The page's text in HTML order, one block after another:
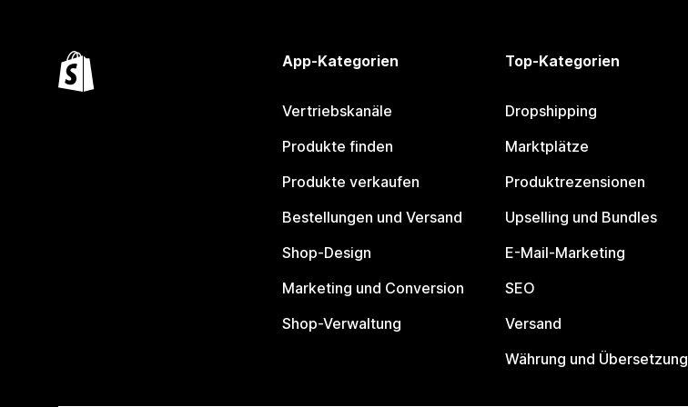
App-Kategorien
Vertriebskanäle
Produkte finden
Produkte verkaufen
Bestellungen und Versand
Shop-Design
Marketing und Conversion
Shop-Verwaltung
Top-Kategorien
Dropshipping
Marktplätze
Produktrezensionen
Upselling und Bundles
E-Mail-Marketing
SEO
Versand
Währung und Übersetzung